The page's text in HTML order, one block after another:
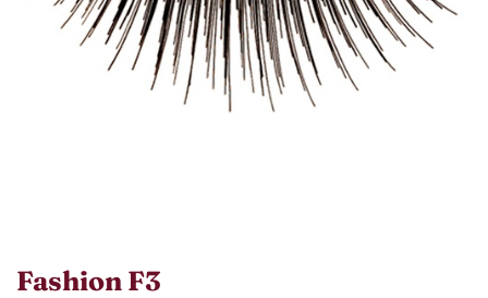
Fashion F3